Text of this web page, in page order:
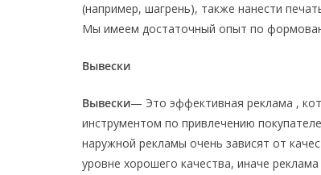
(например, шагрень), также нанести
Мы имеем достаточный опыт по
Вывески
Вывески— Это эффективная реклама ,
инструментом по привлечению
наружной рекламы очень зависят от
уровне хорошего качества, иначе